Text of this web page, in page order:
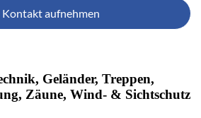
Kontakt aufnehmen
Geländer, Treppen,
Zäune, Wind- & Sichtschutz